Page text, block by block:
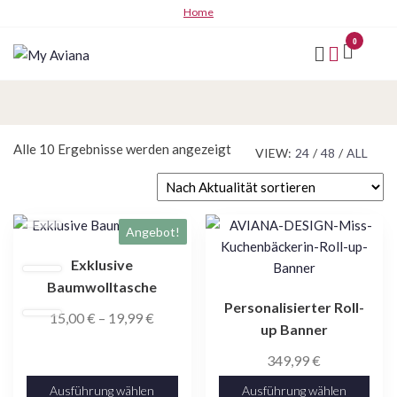
springen
Home
0
VIEW: 24 / 48 / ALL
Alle 10 Ergebnisse werden angezeigtNach
Aktualität
sortiert
Angebot!
Exklusive
Baumwolltasche
15,00€ – 19,99€ Preisspanne:
Ausführung wählen
Dieses
mehrere
Optionen
Personalisierter Roll-
up Banner
349,99€
Ausführung wählen
Dieses
Produkt
Varianten
Optionen